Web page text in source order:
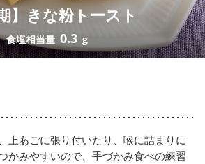
】きな粉トースト
食塩相当量 0.3 g
上あごに張り付いたり、喉に詰まりに
かみやすいので、手づかみ食べの練習